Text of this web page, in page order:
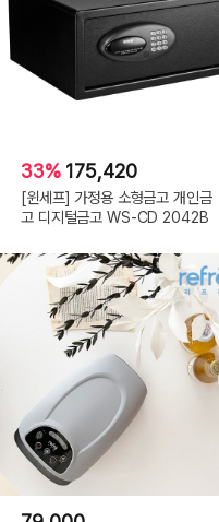
33% 175,420
[윈세프] 가정용 소형금고 개인금
고 디지털금고 WS-CD 2042B